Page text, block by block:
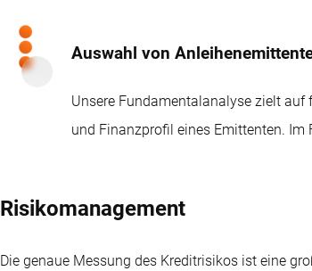
Auswahl von
Unsere Fundamentalanalyse zielt auf
und Finanzprofil eines Emittenten.
Risikomanagement
Die genaue Messung des Kreditrisikos ist eine